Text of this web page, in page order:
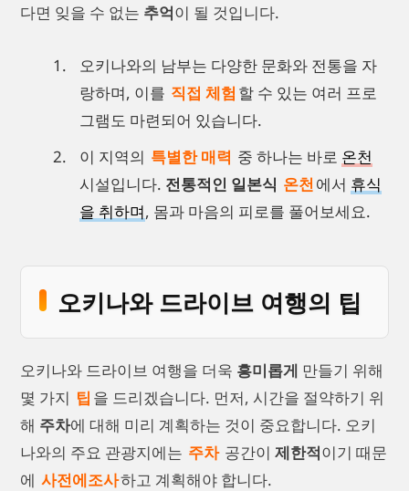
다면 잊을 수 없는 추억이 될 것입니다.
오키나와의 남부는 다양한 문화와 전통을 자
랑하며, 이를 직접 체험 할 수 있는 여러 프로
그램도 마련되어 있습니다.
이 지역의 특별한 매력 중 하나는 바로 온천
시설입니다. 전통적인 일본식 온천 에서 휴식
을 취하며, 몸과 마음의 피로를 풀어보세요.
오키나와 드라이브 여행의 팁
오키나와 드라이브 여행을 더욱 흥미롭게 만들기 위해
몇 가지 팁 을 드리겠습니다. 먼저, 시간을 절약하기 위
해 주차에 대해 미리 계획하는 것이 중요합니다. 오키
나와의 주요 관광지에는 주차 공간이 제한적이기 때문
에 사전에조사하고 계획해야 합니다.